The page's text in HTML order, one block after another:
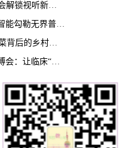
AI观赛来了！这场移动通信行业盛会解锁视听新玩法
2026年世界移动通信大会：以移动智能勾勒无界普惠新愿景
（乡村“头雁”）三代腌一味 一颗雪菜背后的乡村致富经
虹桥健康科技产业创新中心亮相老博会：让临床“需求”定义银发经济新生态